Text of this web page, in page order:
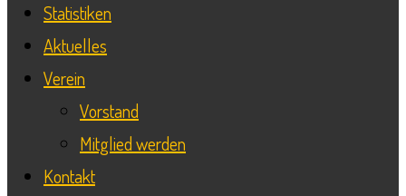
Statistiken
Aktuelles
Verein
Vorstand
Mitglied werden
Kontakt